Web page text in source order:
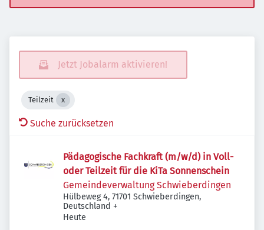
Jetzt Jobalarm aktivieren!
Teilzeit
Suche zurücksetzen
Pädagogische Fachkraft (m/w/d) in Voll-
oder Teilzeit für die KiTa Sonnenschein
Gemeindeverwaltung Schwieberdingen
Hülbeweg 4, 71701 Schwieberdingen,
Deutschland +
Veröffentlicht
Heute